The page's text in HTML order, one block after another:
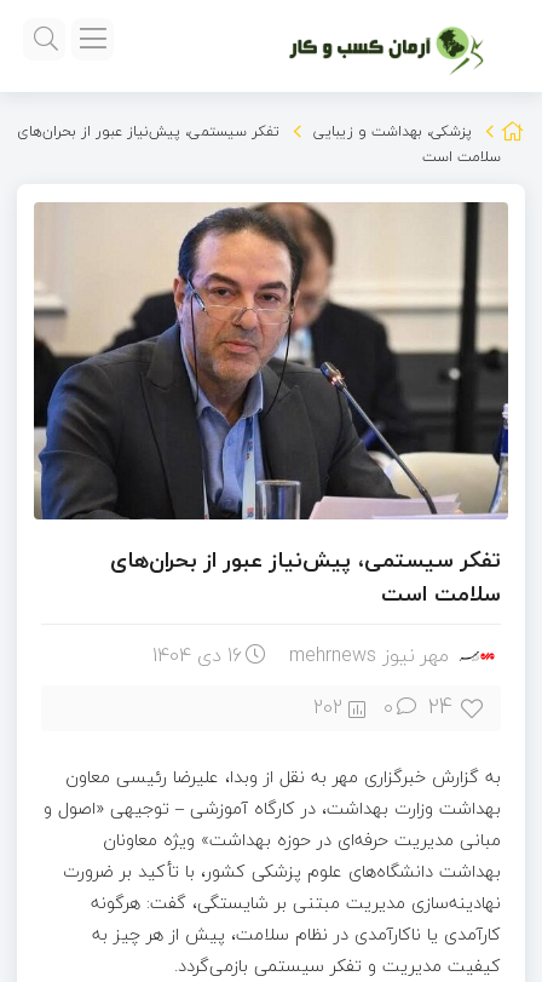
پزشکی، بهداشت و زیبایی
تفکر سیستمی، پیش‌نیاز عبور از بحران‌های
سلامت است
تفکر سیستمی، پیش‌نیاز عبور از بحران‌های
سلامت است
مهر نیوز mehrnews 16 دی 1404
24 ۰ 202
به گزارش خبرگزاری مهر به نقل از وبدا، علیرضا رئیسی معاون
بهداشت وزارت بهداشت، در کارگاه آموزشی – توجیهی «اصول و
مبانی مدیریت حرفه‌ای در حوزه بهداشت» ویژه معاونان
بهداشت دانشگاه‌های علوم پزشکی کشور، با تأکید بر ضرورت
نهادینه‌سازی مدیریت مبتنی بر شایستگی، گفت: هرگونه
کارآمدی یا ناکارآمدی در نظام سلامت، پیش از هر چیز به
کیفیت مدیریت و تفکر سیستمی بازمی‌گردد.